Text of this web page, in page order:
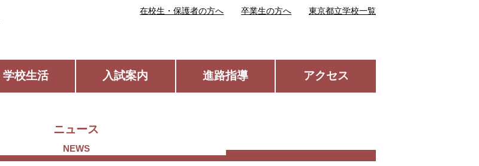
学校生活 入試案内 進路指導 アクセス
在校生・保護者の方へ 卒業生の方へ 東京都立学校一覧
ニュース